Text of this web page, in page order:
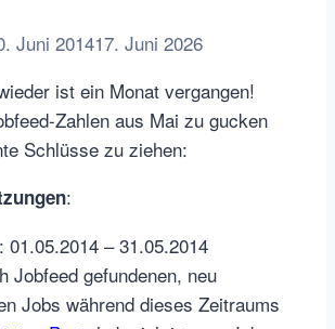
Juni 201417. Juni 2026
ist ein Monat vergangen!
Zahlen aus Mai zu gucken
Schlüsse zu ziehen:
:
01.05.2014 – 31.05.2014
Jobfeed gefundenen, neu
Jobs während dieses Zeitraums